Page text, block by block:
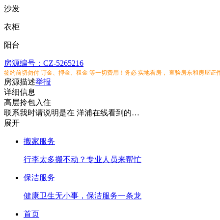
沙发
衣柜
阳台
房源编号：CZ-5265216
签约前切勿付 订金、押金、租金 等一切费用！务必 实地看房， 查验房东和房屋证
房源描述举报
详细信息
高层拎包入住
联系我时请说明是在 洋浦在线看到的…
展开
搬家服务
行李太多搬不动？专业人员来帮忙
保洁服务
健康卫生无小事，保洁服务一条龙
首页